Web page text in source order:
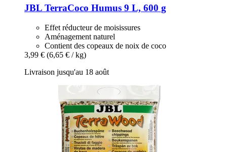
JBL TerraCoco Humus 9 L, 600 g
Effet réducteur de moisissures
Aménagement naturel
Contient des copeaux de noix de coco
3,99 € (6,65 € / kg)
Livraison jusqu'au 18 août